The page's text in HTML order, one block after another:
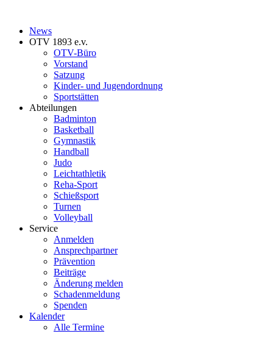
News
OTV 1893 e.v.
OTV-Büro
Vorstand
Satzung
Kinder- und Jugendordnung
Sportstätten
Abteilungen
Badminton
Basketball
Gymnastik
Handball
Judo
Leichtathletik
Reha-Sport
Schießsport
Turnen
Volleyball
Service
Anmelden
Ansprechpartner
Prävention
Beiträge
Änderung melden
Schadenmeldung
Spenden
Kalender
Alle Termine